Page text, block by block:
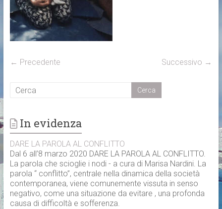
← Precedente Successivo →
In evidenza
DARE LA PAROLA AL CONFLITTO
Dal 6 all’8 marzo 2020 DARE LA PAROLA AL CONFLITTO.
La parola che scioglie i nodi - a cura di Marisa Nardini. La
parola “ conflitto”, centrale nella dinamica della società
contemporanea, viene comunemente vissuta in senso
negativo, come una situazione da evitare , una profonda
causa di difficoltà e sofferenza.